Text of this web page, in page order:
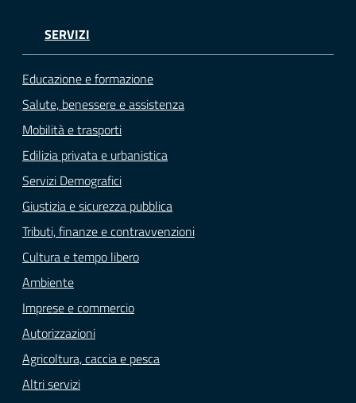
SERVIZI
Educazione e formazione
Salute, benessere e assistenza
Mobilità e trasporti
Edilizia privata e urbanistica
Servizi Demografici
Giustizia e sicurezza pubblica
Tributi, finanze e contravvenzioni
Cultura e tempo libero
Ambiente
Imprese e commercio
Autorizzazioni
Agricoltura, caccia e pesca
Altri servizi